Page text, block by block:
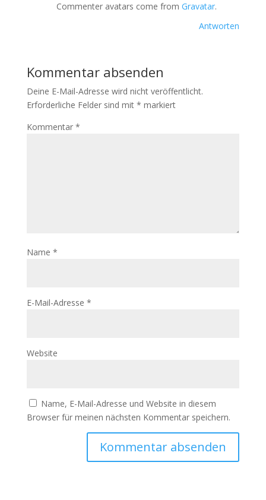
Commenter avatars come from Gravatar.
Antworten
Kommentar absenden
Deine E-Mail-Adresse wird nicht veröffentlicht.
Erforderliche Felder sind mit * markiert
Kommentar *
Name *
E-Mail-Adresse *
Website
Name, E-Mail-Adresse und Website in diesem
Browser für meinen nächsten Kommentar speichern.